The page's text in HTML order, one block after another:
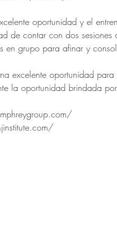
oportunidad y el
de contar con dos
en grupo para afinar y
excelente oportunidad
la oportunidad brindada